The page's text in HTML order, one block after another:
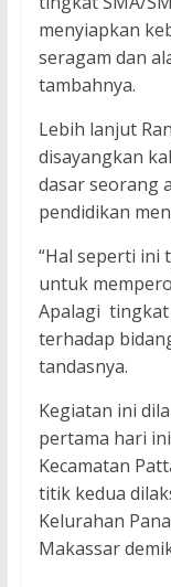
menyiapkan
seragam dan
tambahnya.
Lebih lanjut
disayangkan
dasar seorang
pendidikan
“Hal seperti ini
untuk
Apalagi
terhadap
tandasnya.
Kegiatan ini
pertama hari
Kecamatan
titik kedua
Kelurahan
Makassar